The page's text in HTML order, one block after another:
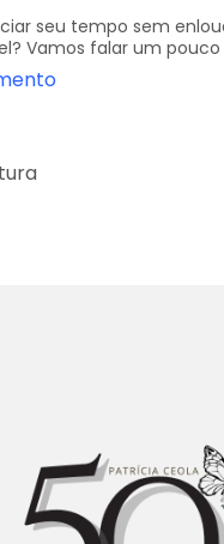
seu tempo sem
Vamos falar um pouco